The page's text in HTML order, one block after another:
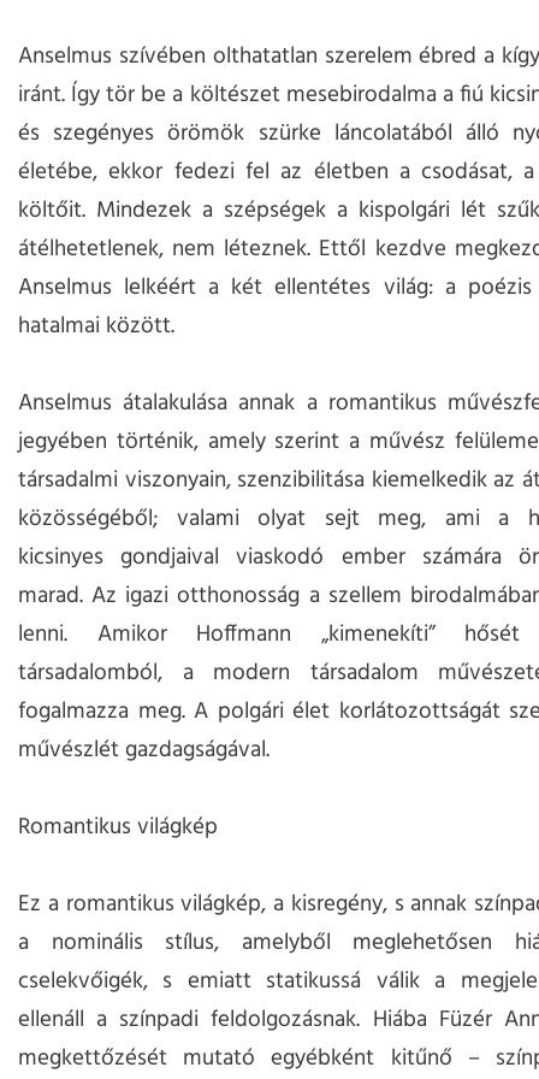
Anselmus szívében olthatatlan szerelem ébred a
iránt. Így tör be a költészet mesebirodalma a fiú
és szegényes örömök szürke láncolatából álló
életébe, ekkor fedezi fel az életben a csodásat,
költőit. Mindezek a szépségek a kispolgári lét
átélhetetlenek, nem léteznek. Ettől kezdve
Anselmus lelkéért a két ellentétes világ: a
hatalmai között.
Anselmus átalakulása annak a romantikus
jegyében történik, amely szerint a művész
társadalmi viszonyain, szenzibilitása kiemelkedik az
közösségéből; valami olyat sejt meg, ami a
kicsinyes gondjaival viaskodó ember számára
marad. Az igazi otthonosság a szellem
lenni. Amikor Hoffmann „kimenekíti”
társadalomból, a modern társadalom
fogalmazza meg. A polgári élet korlátozottságát
művészlét gazdagságával.
Romantikus világkép
Ez a romantikus világkép, a kisregény, s annak
a nominális stílus, amelyből meglehetősen
cselekvőigék, s emiatt statikussá válik a
ellenáll a színpadi feldolgozásnak. Hiába Füzér
megkettőzését mutató egyébként kitűnő –